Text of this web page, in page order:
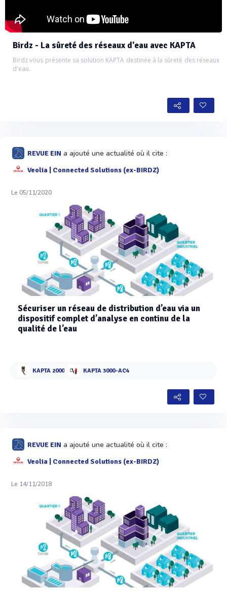
Birdz - La sûreté des réseaux d'eau avec KAPTA
Birdz vous présente sa solution KAPTA destinée à la sûreté des réseaux
d'eau.
REVUE EIN a ajouté une actualité où il cite :
Veolia | Connected Solutions (ex-BIRDZ)
Le 05/11/2020
Sécuriser un réseau de distribution d’eau via un
dispositif complet d’analyse en continu de la
qualité de l’eau
KAPTA 2000 KAPTA 3000-AC4
REVUE EIN a ajouté une actualité où il cite :
Veolia | Connected Solutions (ex-BIRDZ)
Le 14/11/2018